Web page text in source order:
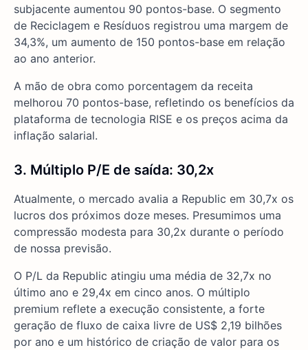
subjacente aumentou 90 pontos-base. O segmento
de Reciclagem e Resíduos registrou uma margem de
34,3%, um aumento de 150 pontos-base em relação
ao ano anterior.
A mão de obra como porcentagem da receita
melhorou 70 pontos-base, refletindo os benefícios da
plataforma de tecnologia RISE e os preços acima da
inflação salarial.
3. Múltiplo P/E de saída: 30,2x
Atualmente, o mercado avalia a Republic em 30,7x os
lucros dos próximos doze meses. Presumimos uma
compressão modesta para 30,2x durante o período
de nossa previsão.
O P/L da Republic atingiu uma média de 32,7x no
último ano e 29,4x em cinco anos. O múltiplo
premium reflete a execução consistente, a forte
geração de fluxo de caixa livre de US$ 2,19 bilhões
por ano e um histórico de criação de valor para os